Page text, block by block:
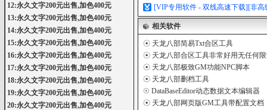
12:永久文字200元出售,加色400元
13:永久文字200元出售,加色400元
14:永久文字200元出售,加色400元
15:永久文字200元出售,加色400元
16:永久文字200元出售,加色400元
17:永久文字200元出售,加色400元
18:永久文字200元出售,加色400元
19:永久文字200元出售,加色400元
20:永久文字200元出售,加色400元
[VIP专用软件 - 双线高速下载][非高
相关软件
☉ 天龙八部简易Txt合区工具
☉ 天龙八部合区工具非常好用无任何
☉ 天龙八部极致GM功能NPC脚本
☉ 天龙八部删档工具
☉ DataBaseEditor动态数据文本编辑器
☉ 天龙八部网页版GM工具带配置文档